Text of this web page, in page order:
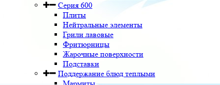
Серия 600
Плиты
Нейтральные элементы
Грили лавовые
Фритюрницы
Жарочные поверхности
Подставки
Поддержание блюд теплыми